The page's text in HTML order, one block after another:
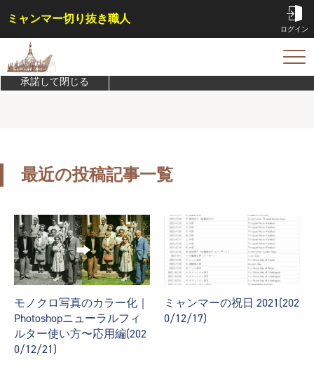
このサイトは機能実現/改善のためにCookieを利用します。
プライバシ
ーポリシーを確認
承諾して閉じる
ミャンマー切り抜き職人
ログイン
はじめての方へ
ご依頼方法
TOP
サービス内容・料金
コラム
最近の投稿記事一覧
モノクロ写真のカラー化｜
Photoshopニューラルフィ
ルター使い方〜応用編(202
0/12/21)
ミャンマーの祝日 2021(202
0/12/17)